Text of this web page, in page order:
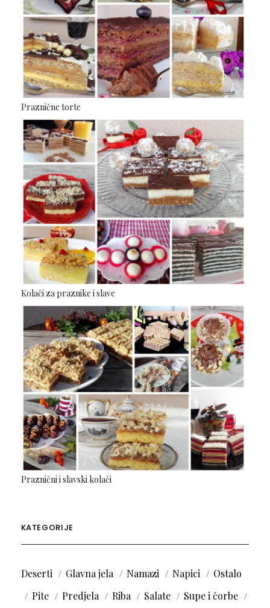
Praznične torte
Kolači za praznike i slave
Praznični i slavski kolači
KATEGORIJE
Deserti Glavna jela Namazi Napici
Ostalo
Pite
Predjela Riba Salate
Supe i čorbe